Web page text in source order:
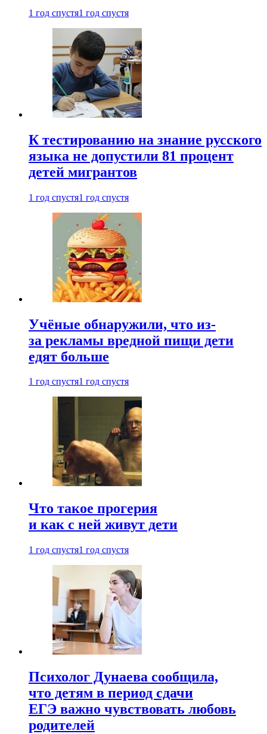
1 год спустя1 год спустя
К тестированию на знание русского
языка не допустили 81 процент
детей мигрантов
1 год спустя1 год спустя
Учёные обнаружили, что из-
за рекламы вредной пищи дети
едят больше
1 год спустя1 год спустя
Что такое прогерия
и как с ней живут дети
1 год спустя1 год спустя
Психолог Дунаева сообщила,
что детям в период сдачи
ЕГЭ важно чувствовать любовь
родителей